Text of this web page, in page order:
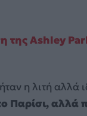
Ashley
η λιτή αλλά
Παρίσι, αλλά